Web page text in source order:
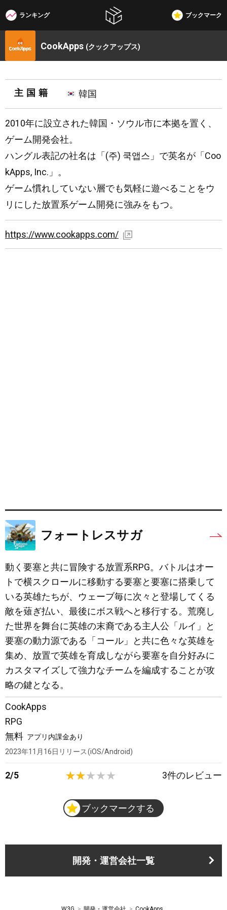
W3G
ランキング ブックマーク
CookApps (クックアップス)
主国籍 韓国
2010年に設立された韓国・ソウル市に本拠を置く、
ゲーム開発会社。
ハングル表記の社名は「(주) 쿡앱스」で英名が「Coo
kApps, Inc.」。
ゲーム慣れしていない層でも気軽に遊べることをウ
リにした放置系ゲーム開発に強みをもつ。
https://www.cookapps.com/
フォートレスサガ
動く要塞と共に冒険する放置系RPG。バトルはオー
トで横スクロールに移動する要塞と要塞に搭乗して
いる英雄たちが、ウェーブ毎に次々と登場してくる
敵を薙ぎ払い、最後にボス戦へと移行する。荒廃し
た世界を舞台に英雄の末裔である主人公「ルイ」と
要塞の動力源である「コール」と共に色々な英雄を
集め、放置で英雄を育成しながら要塞を自分好みに
カスタマイズして強力なチームを編成することが攻
略の鍵となる。
CookApps
RPG
無料 アプリ内課金あり
2023年11月16日 リリース iOS/Android
2/5 3件のレビュー
ブックマークする
開発・運営会社一覧